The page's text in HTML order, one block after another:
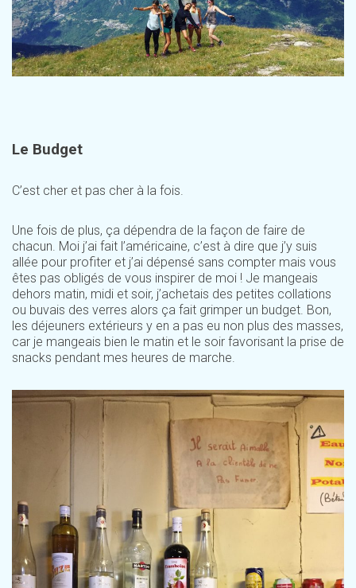
Le Budget
C’est cher et pas cher à la fois.
Une fois de plus, ça dépendra de la façon de faire de
chacun. Moi j’ai fait l’américaine, c’est à dire que j’y suis
allée pour profiter et j’ai dépensé sans compter mais vous
êtes pas obligés de vous inspirer de moi ! Je mangeais
dehors matin, midi et soir, j’achetais des petites collations
ou buvais des verres alors ça fait grimper un budget. Bon,
les déjeuners extérieurs y en a pas eu non plus des masses,
car je mangeais bien le matin et le soir favorisant la prise de
snacks pendant mes heures de marche.